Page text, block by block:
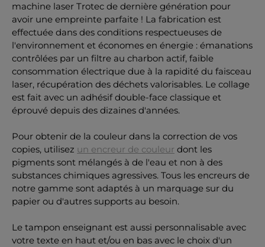
machine laser Trotec de dernière génération pour
avoir une empreinte parfaite ! La fabrication est
effectuée dans des conditions respectueuses de
l'environnement et économes en énergie : émanations
contrôlées par un filtre au charbon actif, faible
consommation électrique due à la rapidité du faisceau
laser, récupération des déchets valorisables. Le collage
est fait avec un adhésif double-face classique et
éprouvé depuis des dizaines d'années.
Pour obtenir de la couleur dans la correction de vos
copies, utilisez un encreur de couleur dont les
pigments sont mélangés à de l'eau et non à des
substances chimiques agressives. Tous les encreurs de
notre gamme sont adaptés à un marquage sur du
papier ou d'autres supports au besoin.
Le tampon enseignant est aussi personnalisable avec
votre texte en haut et/ou en bas avec le choix d'un